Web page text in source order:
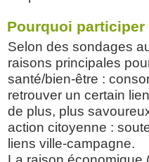
Pourquoi
Selon des sondages
raisons principales
santé/bien-être :
retrouver un certain
de plus, plus
action citoyenne :
liens ville-campagne.